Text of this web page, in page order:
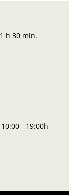
1 h 30 min.
10:00 - 19:00h